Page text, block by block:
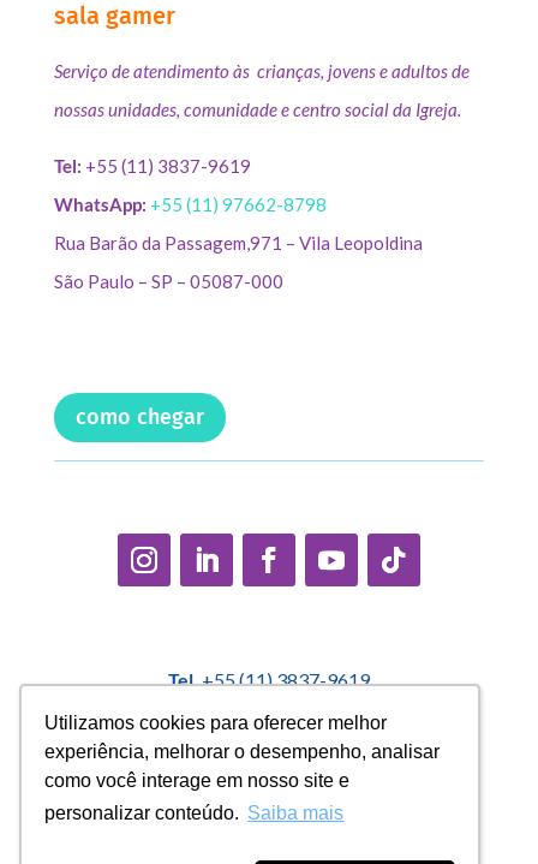
Utilizamos cookies para oferecer melhor
experiência, melhorar o desempenho, analisar
como você interage em nosso site e
personalizar conteúdo. Saiba mais
Utilizamos cookies para oferecer melhor
experiência, melhorar o desempenho, analisar
como você interage em nosso site e
personalizar conteúdo. Saiba mais
sala gamer
Serviço de atendimento às crianças, jovens e adultos de
nossas unidades, comunidade e centro social da Igreja.
Tel: +55 (11) 3837-9619
WhatsApp: +55 (11) 97662-8798
Rua Barão da Passagem,971 – Vila Leopoldina
São Paulo – SP – 05087-000
como chegar
Tel.+55 (11) 3837-9619
Política Interna de Proteção de Dados |Encarregado de
Dados: Marcelo Correa |
denuncias@casadopequenocidadao.org.br